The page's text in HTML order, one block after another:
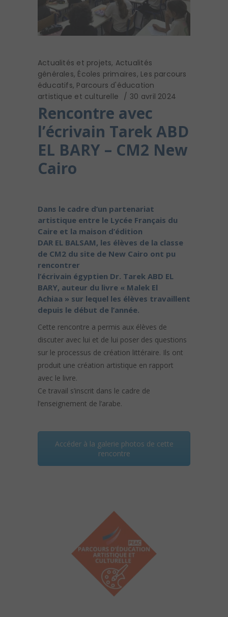
Actualités et projets, Actualités
générales, Écoles primaires, Les parcours
éducatifs, Parcours d'éducation
artistique et culturelle
30 avril 2024
Rencontre avec
l’écrivain Tarek ABD
EL BARY – CM2 New
Cairo
Dans le cadre d’un partenariat
artistique entre le Lycée Français du
Caire et la maison d’édition
DAR EL BALSAM, les élèves de la classe
de CM2 du site de New Cairo ont pu
rencontrer
l’écrivain égyptien Dr. Tarek ABD EL
BARY, auteur du livre « Malek El
Achiaa » sur lequel les élèves travaillent
depuis le début de l’année.
Cette rencontre a permis aux élèves de
discuter avec lui et de lui poser des questions
sur le processus de création littéraire. Ils ont
produit une création artistique en rapport
avec le livre.
Ce travail s’inscrit dans le cadre de
l’enseignement de l’arabe.
Accéder à la galerie photos de cette
rencontre